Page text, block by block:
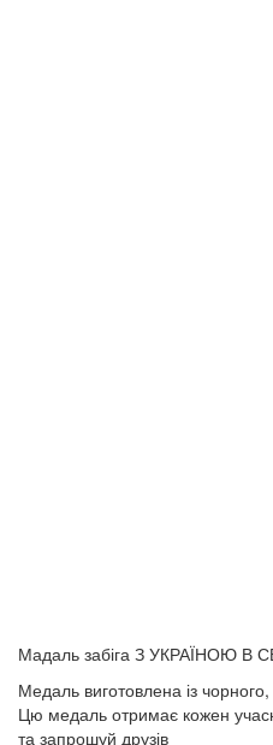
Мадаль забіга З УКРАЇНОЮ В
Медаль виготовлена із
Цю медаль отримає кожен
та запрошуй друзів